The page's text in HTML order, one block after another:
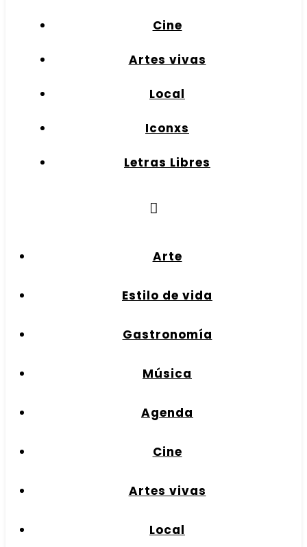
Cine
Artes vivas
Local
Iconxs
Letras Libres
Arte
Estilo de vida
Gastronomía
Música
Agenda
Cine
Artes vivas
Local